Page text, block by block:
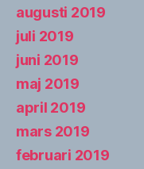
augusti 2019
juli 2019
juni 2019
maj 2019
april 2019
mars 2019
februari 2019